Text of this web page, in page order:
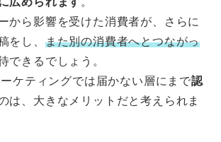
から影響を受けた消費者が、さらに
をし、 また別の消費者へとつながっ
できるでしょう。
ケティングでは届かない層にまで認
は、大きなメリットだと考えられま